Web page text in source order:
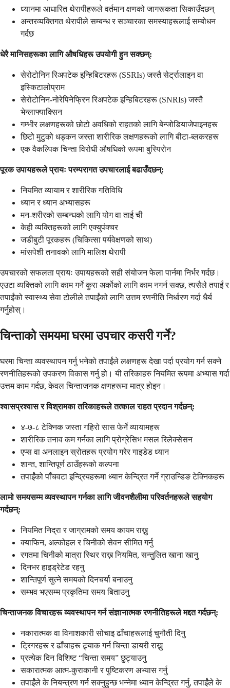
ध्यानमा आधारित थेरापीहरूले वर्तमान क्षणको जागरूकता सिकाउँदछन्
अन्तरव्यक्तिगत थेरापीले सम्बन्ध र सञ्चारका समस्याहरूलाई सम्बोधन
गर्दछ
धेरै मानिसहरूका लागि औषधिहरू उपयोगी हुन सक्छन्:
सेरोटोनिन रिअपटेक इन्हिबिटरहरू (SSRIs) जस्तै सेर्ट्रालाइन वा
इस्किटालोप्राम
सेरोटोनिन-नोरेपिनेफ्रिन रिअपटेक इन्हिबिटरहरू (SNRIs) जस्तै
भेन्लाफ्याक्सिन
गम्भीर लक्षणहरूको छोटो अवधिको राहतको लागि बेन्जोडियाजेपाइनहरू
छिटो मुटुको धड्कन जस्ता शारीरिक लक्षणहरूको लागि बीटा-ब्लकरहरू
एक वैकल्पिक चिन्ता विरोधी औषधिको रूपमा बुस्पिरोन
पूरक उपायहरूले प्रायः परम्परागत उपचारलाई बढाउँदछन्:
नियमित व्यायाम र शारीरिक गतिविधि
ध्यान र ध्यान अभ्यासहरू
मन-शरीरको सम्बन्धको लागि योग वा ताई ची
केही व्यक्तिहरूको लागि एक्युपंक्चर
जडीबुटी पूरकहरू (चिकित्सा पर्यवेक्षणको साथ)
मांसपेशी तनावको लागि मालिश थेरापी
उपचारको सफलता प्रायः उपायहरूको सही संयोजन फेला पार्नमा निर्भर गर्दछ।
एउटा व्यक्तिको लागि काम गर्ने कुरा अर्कोको लागि काम नगर्न सक्छ, त्यसैले तपाईं र
तपाईंको स्वास्थ्य सेवा टोलीले तपाईंको लागि उत्तम रणनीति निर्धारण गर्दा धैर्य
गर्नुहोस्।
चिन्ताको समयमा घरमा उपचार कसरी गर्ने?
घरमा चिन्ता व्यवस्थापन गर्नु भनेको तपाईंले लक्षणहरू देखा पर्दा प्रयोग गर्न सक्ने
रणनीतिहरूको उपकरण विकास गर्नु हो। यी तरिकाहरु नियमित रूपमा अभ्यास गर्दा
उत्तम काम गर्दछ, केवल चिन्ताजनक क्षणहरूमा मात्र होइन।
श्वासप्रश्वास र विश्रामका तरिकाहरूले तत्काल राहत प्रदान गर्दछन्:
४-७-८ टेक्निक जस्ता गहिरो सास फेर्ने व्यायामहरू
शारीरिक तनाव कम गर्नका लागि प्रोग्रेसिभ मसल रिलेक्सेसन
एप्स वा अनलाइन स्रोतहरू प्रयोग गरेर गाइडेड ध्यान
शान्त, शान्तिपूर्ण ठाउँहरूको कल्पना
तपाईंको पाँचवटा इन्द्रियहरूमा ध्यान केन्द्रित गर्ने ग्राउन्डिङ टेक्निकहरू
लामो समयसम्म व्यवस्थापन गर्नका लागि जीवनशैलीमा परिवर्तनहरूले सहयोग
गर्दछन्:
नियमित निद्रा र जाग्रामको समय कायम राख्नु
क्याफिन, अल्कोहल र चिनीको सेवन सीमित गर्नु
रगतमा चिनीको मात्रा स्थिर राख्न नियमित, सन्तुलित खाना खानु
दिनभर हाइड्रेटेड रहनु
शान्तिपूर्ण सुत्ने समयको दिनचर्या बनाउनु
सम्भव भएसम्म प्रकृतिमा समय बिताउनु
चिन्ताजनक विचारहरू व्यवस्थापन गर्न संज्ञानात्मक रणनीतिहरूले मद्दत गर्दछन्:
नकारात्मक वा विनाशकारी सोचाइ ढाँचाहरूलाई चुनौती दिनु
ट्रिगरहरू र ढाँचाहरू ट्र्याक गर्न चिन्ता डायरी राख्नु
प्रत्येक दिन विशिष्ट “चिन्ता समय” छुट्याउनु
सकारात्मक आत्म-कुराकानी र पुष्टिकरण अभ्यास गर्नु
तपाईंले के नियन्त्रण गर्न सक्नुहुन्छ भन्नेमा ध्यान केन्द्रित गर्नु, तपाईंले के